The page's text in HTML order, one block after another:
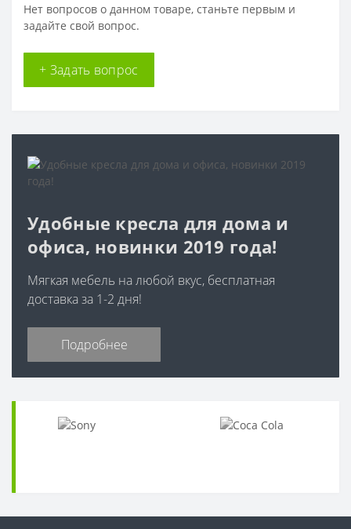
Нет вопросов о данном товаре, станьте первым и
задайте свой вопрос.
+ Задать вопрос
Удобные кресла для дома и
офиса, новинки 2019 года!
Мягкая мебель на любой вкус, бесплатная
доставка за 1-2 дня!
Подробнее